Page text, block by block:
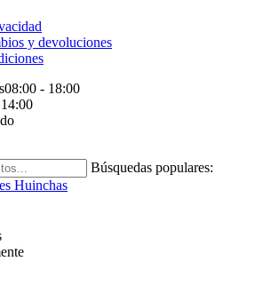
y devoluciones
08:00 - 18:00
Búsquedas populares:
Huinchas